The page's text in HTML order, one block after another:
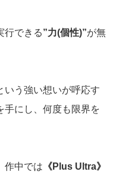
行できる”力(個性)”が無
いう強い想いが呼応す
手にし、何度も限界を
作中では 《Plus Ultra》